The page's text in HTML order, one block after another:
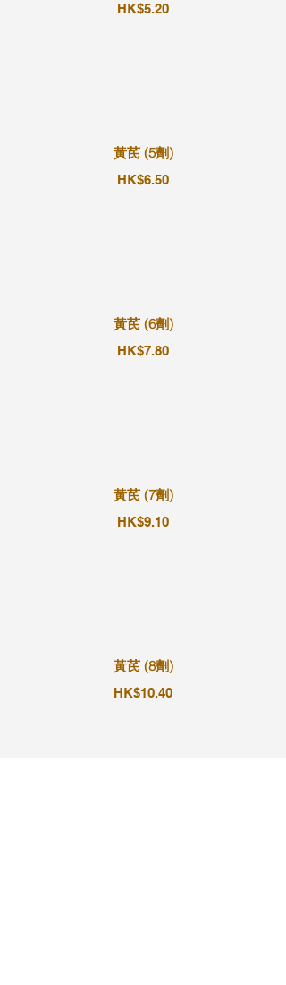
HK$5.20
黃芪 (5劑)
HK$6.50
黃芪 (6劑)
HK$7.80
黃芪 (7劑)
HK$9.10
黃芪 (8劑)
HK$10.40